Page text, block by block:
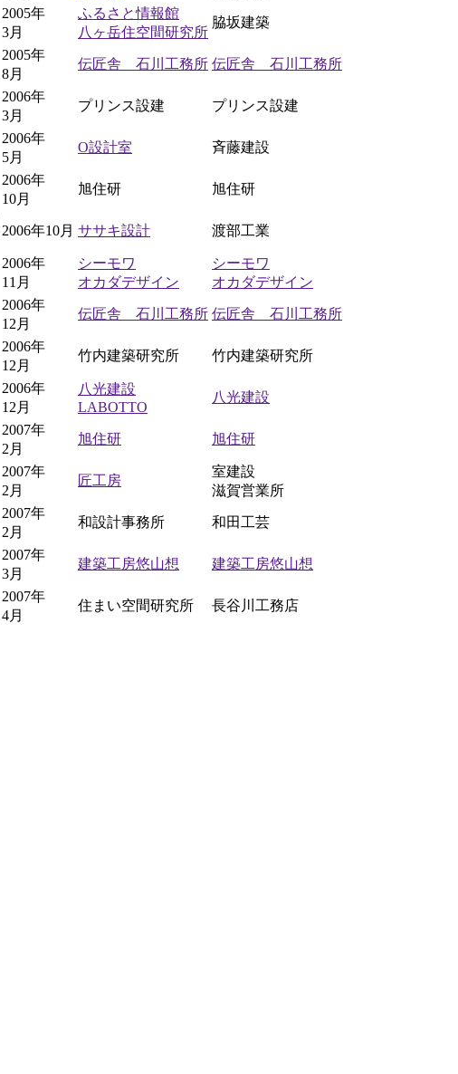
2005年
3月
ふるさと情報館
八ヶ岳住空間研究所
脇坂建築
2005年
8月
伝匠舎 石川工務所 伝匠舎 石川工務所
2006年
3月
プリンス設建 プリンス設建
2006年
5月
O設計室 斉藤建設
2006年
10月
旭住研 旭住研
2006年10月 ササキ設計 渡部工業
2006年
11月
シーモワ
オカダデザイン
シーモワ
オカダデザイン
2006年
12月
伝匠舎 石川工務所 伝匠舎 石川工務所
2006年
12月
竹内建築研究所 竹内建築研究所
2006年
12月
八光建設
LABOTTO
八光建設
2007年
2月
旭住研 旭住研
2007年
2月
匠工房
室建設
滋賀営業所
2007年
2月
和設計事務所 和田工芸
2007年
3月
建築工房悠山想 建築工房悠山想
2007年
4月
住まい空間研究所 長谷川工務店